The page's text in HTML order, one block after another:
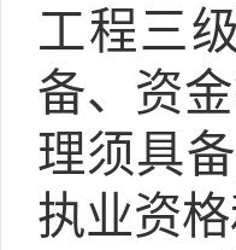
工程三
备、资
理须具
执业资